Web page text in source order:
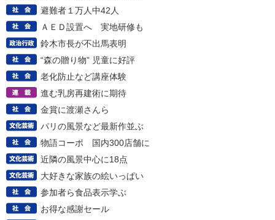
避難者１万人中42人
ＡＥＤ設置へ 実地研修も
鈴木市長が不出馬表明
“森の贈り物” 児童に好評
老化防止など講座体験
進む乳房再建術に期待
金賞に渡瀬さんら
パリの風景など最新作並ぶ
物語コーポ 国内300店舗に
近隣の風景中心に18点
大好きな家族の絵いっぱい
参加者ら食品表示学ぶ
お得な感謝セール